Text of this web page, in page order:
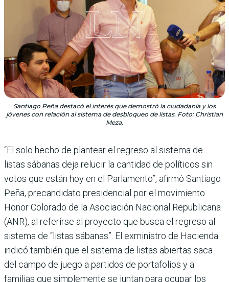
Santiago Peña destacó el interés que demostró la ciudadanía y los
jóvenes con relación al sistema de desbloqueo de listas. Foto: Christian
Meza.
“El solo hecho de plantear el regreso al sistema de
listas sábanas deja relucir la cantidad de políticos sin
votos que están hoy en el Parlamento”, afirmó Santiago
Peña, precandidato presidencial por el movimiento
Honor Colorado de la Asociación Nacional Republicana
(ANR), al referirse al proyecto que busca el regreso al
sistema de “listas sábanas”. El exministro de Hacienda
indicó también que el sistema de listas abiertas saca
del campo de juego a partidos de portafolios y a
familias que simplemente se juntan para ocupar los